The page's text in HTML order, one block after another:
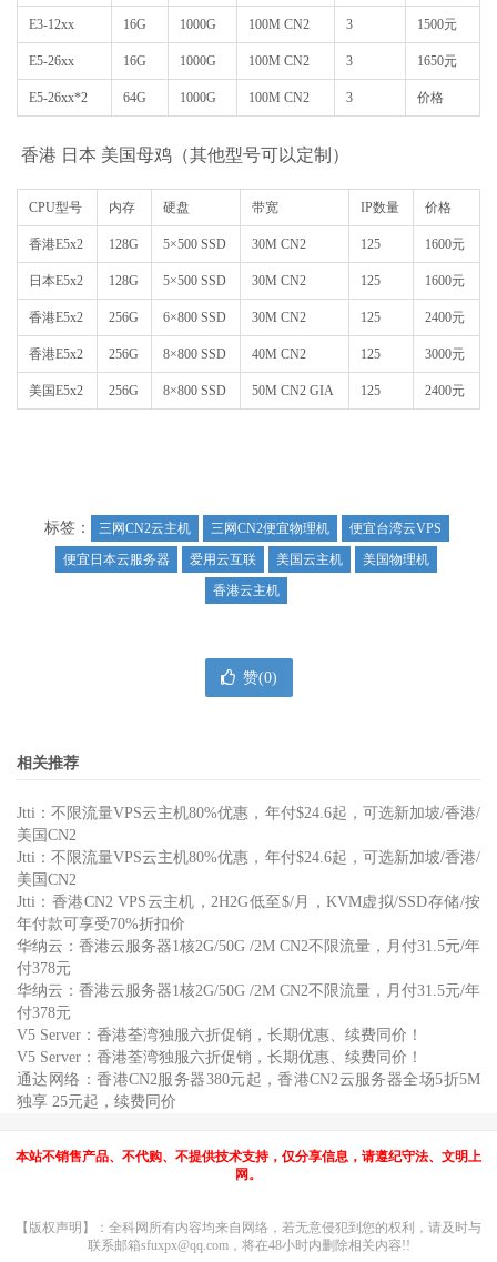
E3-12xx 16G 1000G 100M CN2 3 1500元
E5-26xx 16G 1000G 100M CN2 3 1650元
E5-26xx*2 64G 1000G 100M CN2 3 价格
香港 日本 美国母鸡（其他型号可以定制）
CPU型号 内存 硬盘 带宽 IP数量 价格
香港E5x2 128G 5×500 SSD 30M CN2 125 1600元
日本E5x2 128G 5×500 SSD 30M CN2 125 1600元
香港E5x2 256G 6×800 SSD 30M CN2 125 2400元
香港E5x2 256G 8×800 SSD 40M CN2 125 3000元
美国E5x2 256G 8×800 SSD 50M CN2 GIA 125 2400元
标签： 三网CN2云主机 三网CN2便宜物理机
便宜台湾云VPS
便宜日本云服务器
爱用云互联 美国云主机
美国物理机
香港云主机
赞(0)
相关推荐
Jtti：不限流量VPS云主机80%优惠，年付$24.6起，可选新加坡/香港/
美国CN2
Jtti：不限流量VPS云主机80%优惠，年付$24.6起，可选新加坡/香港/
美国CN2
Jtti：香港CN2 VPS云主机，2H2G低至$/月，KVM虚拟/SSD存储/按
年付款可享受70%折扣价
华纳云：香港云服务器1核2G/50G /2M CN2不限流量，月付31.5元/年
付378元
华纳云：香港云服务器1核2G/50G /2M CN2不限流量，月付31.5元/年
付378元
V5 Server：香港荃湾独服六折促销，长期优惠、续费同价！
V5 Server：香港荃湾独服六折促销，长期优惠、续费同价！
通达网络：香港CN2服务器380元起，香港CN2云服务器全场5折5M
独享 25元起，续费同价
本站不销售产品、不代购、不提供技术支持，仅分享信息，请遵纪守法、文明上
网。
【版权声明】：全科网所有内容均来自网络，若无意侵犯到您的权利，请及时与
联系邮箱sfuxpx@qq.com，将在48小时内删除相关内容!!